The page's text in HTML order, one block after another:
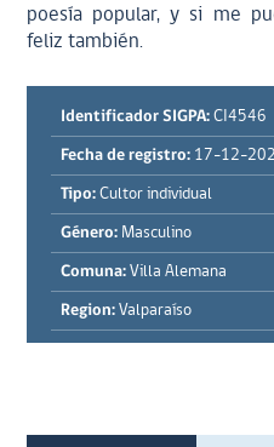
poesía popular, y si me
feliz también.
Identificador SIGPA: CI4546
Fecha de registro: 17-12-
Tipo: Cultor individual
Género: Masculino
Comuna: Villa Alemana
Region: Valparaíso